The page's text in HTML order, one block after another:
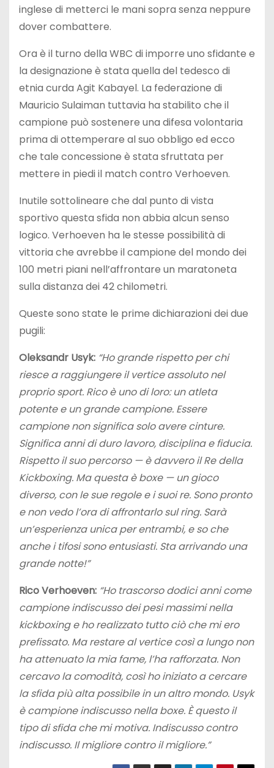
inglese di metterci le mani sopra senza neppure
dover combattere.
Ora è il turno della WBC di imporre uno sfidante e
la designazione è stata quella del tedesco di
etnia curda Agit Kabayel. La federazione di
Mauricio Sulaiman tuttavia ha stabilito che il
campione può sostenere una difesa volontaria
prima di ottemperare al suo obbligo ed ecco
che tale concessione è stata sfruttata per
mettere in piedi il match contro Verhoeven.
Inutile sottolineare che dal punto di vista
sportivo questa sfida non abbia alcun senso
logico. Verhoeven ha le stesse possibilità di
vittoria che avrebbe il campione del mondo dei
100 metri piani nell’affrontare un maratoneta
sulla distanza dei 42 chilometri.
Queste sono state le prime dichiarazioni dei due
pugili:
Oleksandr Usyk: “Ho grande rispetto per chi
riesce a raggiungere il vertice assoluto nel
proprio sport. Rico è uno di loro: un atleta
potente e un grande campione. Essere
campione non significa solo avere cinture.
Significa anni di duro lavoro, disciplina e fiducia.
Rispetto il suo percorso — è davvero il Re della
Kickboxing. Ma questa è boxe — un gioco
diverso, con le sue regole e i suoi re. Sono pronto
e non vedo l’ora di affrontarlo sul ring. Sarà
un’esperienza unica per entrambi, e so che
anche i tifosi sono entusiasti. Sta arrivando una
grande notte!”
Rico Verhoeven: “Ho trascorso dodici anni come
campione indiscusso dei pesi massimi nella
kickboxing e ho realizzato tutto ciò che mi ero
prefissato. Ma restare al vertice così a lungo non
ha attenuato la mia fame, l’ha rafforzata. Non
cercavo la comodità, così ho iniziato a cercare
la sfida più alta possibile in un altro mondo. Usyk
è campione indiscusso nella boxe. È questo il
tipo di sfida che mi motiva. Indiscusso contro
indiscusso. Il migliore contro il migliore.”